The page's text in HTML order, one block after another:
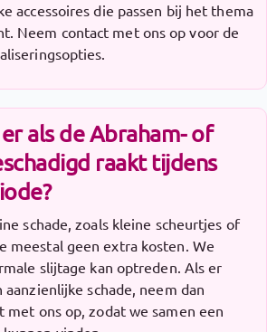
accessoires die passen bij het thema
Neem contact met ons op voor de
als de Abraham- of
raakt tijdens
schade, zoals kleine scheurtjes of
meestal geen extra kosten. We
slijtage kan optreden. Als er
aanzienlijke schade, neem dan
ons op, zodat we samen een